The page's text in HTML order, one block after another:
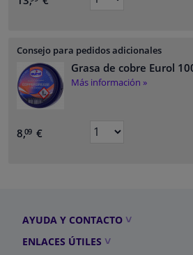
Consejo para pedidos adicionales
Grasa de cobre Eurol
Más información »
8,09 €
AYUDA Y CONTACTO
ENLACES ÚTILES